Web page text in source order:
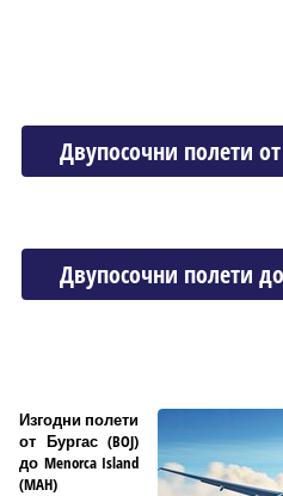
Двупосочни полети от
Двупосочни полети
Изгодни полети
от Бургас (BOJ)
до Menorca Island
(MAH)